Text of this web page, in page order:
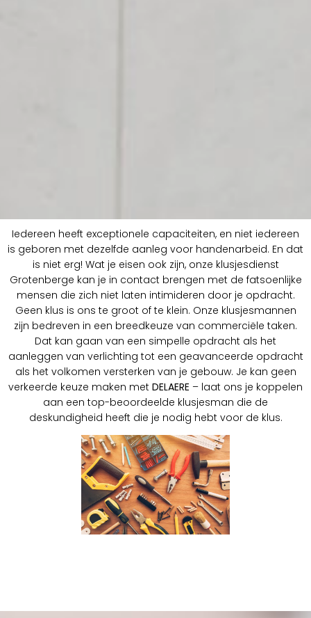
Iedereen heeft exceptionele capaciteiten, en niet iedereen
is geboren met dezelfde aanleg voor handenarbeid. En dat
is niet erg! Wat je eisen ook zijn, onze klusjesdienst
Grotenberge kan je in contact brengen met de fatsoenlijke
mensen die zich niet laten intimideren door je opdracht.
Geen klus is ons te groot of te klein. Onze klusjesmannen
zijn bedreven in een breedkeuze van commerciële taken.
Dat kan gaan van een simpelle opdracht als het
aanleggen van verlichting tot een geavanceerde opdracht
als het volkomen versterken van je gebouw. Je kan geen
verkeerde keuze maken met DELAERE – laat ons je koppelen
aan een top-beoordeelde klusjesman die de
deskundigheid heeft die je nodig hebt voor de klus.